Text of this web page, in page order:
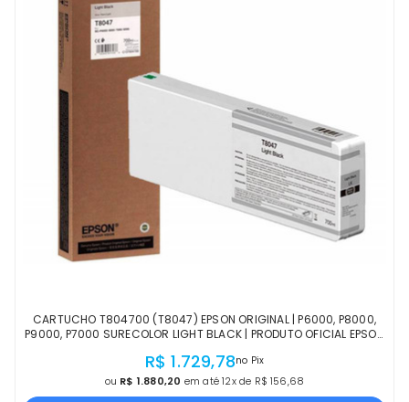
CARTUCHO T804700 (T8047) EPSON ORIGINAL | P6000, P8000,
P9000, P7000 SURECOLOR LIGHT BLACK | PRODUTO OFICIAL EPSON
R$ 1.729,78no Pix
ou R$ 1.880,20 em até 12x de R$ 156,68